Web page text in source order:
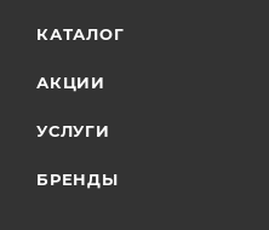
КАТАЛОГ
АКЦИИ
УСЛУГИ
БРЕНДЫ